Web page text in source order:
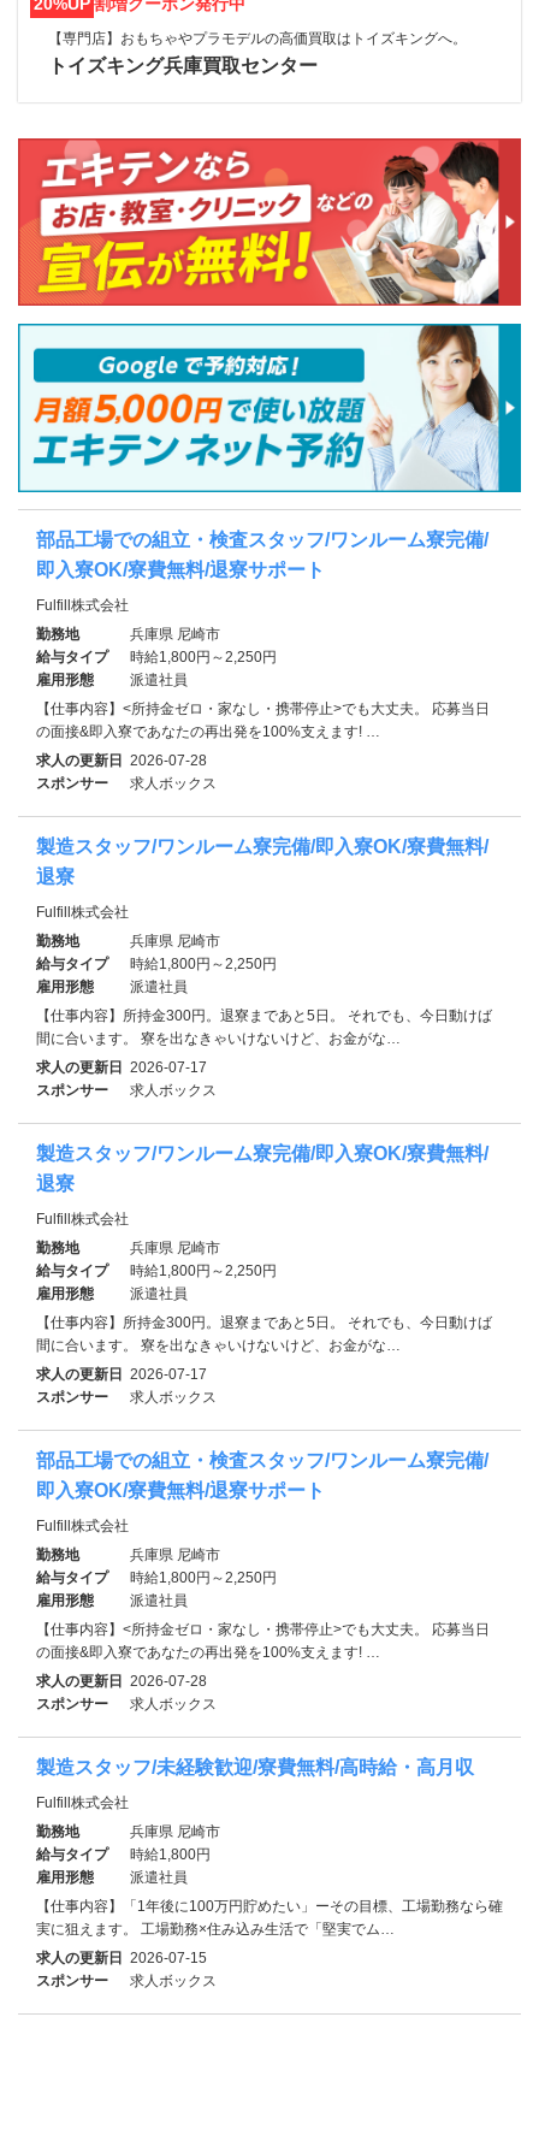
【専門店】おもちゃやプラモデルの高価買取はトイズキングへ。‎
トイズキング兵庫買取センター
部品工場での組立・検査スタッフ/ワンルーム寮完備/
即入寮OK/寮費無料/退寮サポート
Fulfill株式会社
勤務地
兵庫県 尼崎市
給与タイプ
時給1,800円～2,250円
雇用形態
派遣社員
【仕事内容】<所持金ゼロ・家なし・携帯停止>でも大丈夫。 応募当日
の面接&即入寮であなたの再出発を100%支えます! …
求人の更新日 2026-07-28
スポンサー
求人ボックス
製造スタッフ/ワンルーム寮完備/即入寮OK/寮費無料/
退寮
Fulfill株式会社
勤務地
兵庫県 尼崎市
給与タイプ
時給1,800円～2,250円
雇用形態
派遣社員
【仕事内容】所持金300円。退寮まであと5日。 それでも、今日動けば
間に合います。 寮を出なきゃいけないけど、お金がな…
求人の更新日 2026-07-17
スポンサー
求人ボックス
製造スタッフ/ワンルーム寮完備/即入寮OK/寮費無料/
退寮
Fulfill株式会社
勤務地
兵庫県 尼崎市
給与タイプ
時給1,800円～2,250円
雇用形態
派遣社員
【仕事内容】所持金300円。退寮まであと5日。 それでも、今日動けば
間に合います。 寮を出なきゃいけないけど、お金がな…
求人の更新日 2026-07-17
スポンサー
求人ボックス
部品工場での組立・検査スタッフ/ワンルーム寮完備/
即入寮OK/寮費無料/退寮サポート
Fulfill株式会社
勤務地
兵庫県 尼崎市
給与タイプ
時給1,800円～2,250円
雇用形態
派遣社員
【仕事内容】<所持金ゼロ・家なし・携帯停止>でも大丈夫。 応募当日
の面接&即入寮であなたの再出発を100%支えます! …
求人の更新日 2026-07-28
スポンサー
求人ボックス
製造スタッフ/未経験歓迎/寮費無料/高時給・高月収
Fulfill株式会社
勤務地
兵庫県 尼崎市
給与タイプ
時給1,800円
雇用形態
派遣社員
【仕事内容】「1年後に100万円貯めたい」ーその目標、工場勤務なら確
実に狙えます。 工場勤務×住み込み生活で「堅実でム…
求人の更新日 2026-07-15
スポンサー
求人ボックス